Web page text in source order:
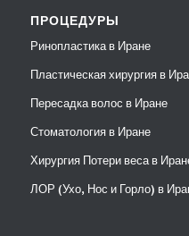
ПРОЦЕДУРЫ
Ринопластика в Иране
Пластическая хирургия в
Пересадка волос в Иране
Стоматология в Иране
Хирургия Потери веса в
ЛОР (Ухо, Нос и Горло) в